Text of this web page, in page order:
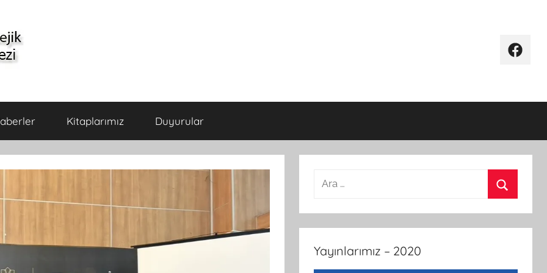
Kitaplarımız Duyurular
Arama:
Yayınlarımız – 2020